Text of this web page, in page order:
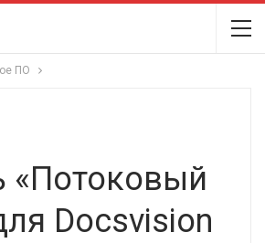
ПО
«Потоковый
Docsvision